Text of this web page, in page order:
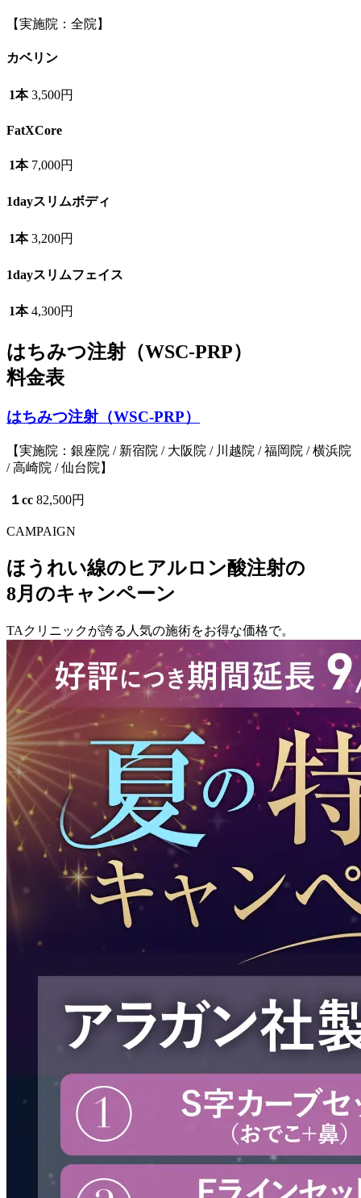
【実施院：全院】
カベリン
1本 3,500円
FatXCore
1本 7,000円
1dayスリムボディ
1本 3,200円
1dayスリムフェイス
1本 4,300円
はちみつ注射 （WSC-PRP）
料金表
はちみつ注射（WSC-PRP）
【実施院：銀座院 / 新宿院 / 大阪院 / 川越院 / 福岡院 / 横浜院
/ 高崎院 / 仙台院】
１cc 82,500円
CAMPAIGN
ほうれい線のヒアルロン酸注射の
8月のキャンペーン
TAクリニックが誇る人気の施術をお得な価格で。